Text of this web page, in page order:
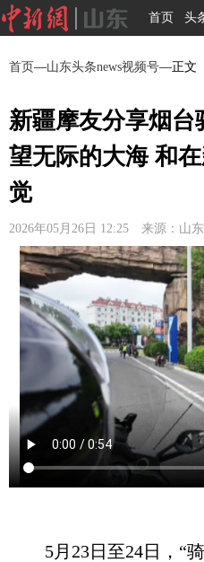
首页 头
首页—山东头条news视频号—正文
新疆摩友分享烟
望无际的大海 和
觉
2026年05月26日 12:25 来源：山东
5月23日至24日，“骑